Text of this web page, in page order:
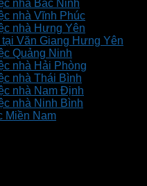
nhà Bắc Ninh
nhà Vĩnh Phúc
nhà Hưng Yên
Văn Giang Hưng Yên
Quảng Ninh
nhà Hải Phòng
nhà Thái Bình
nhà Nam Định
nhà Ninh Bình
Miền Nam